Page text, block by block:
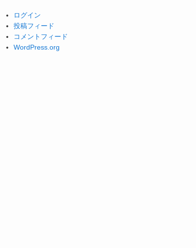
ログイン
投稿フィード
コメントフィード
WordPress.org